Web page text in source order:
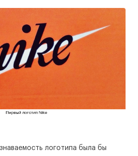
логотипа была бы